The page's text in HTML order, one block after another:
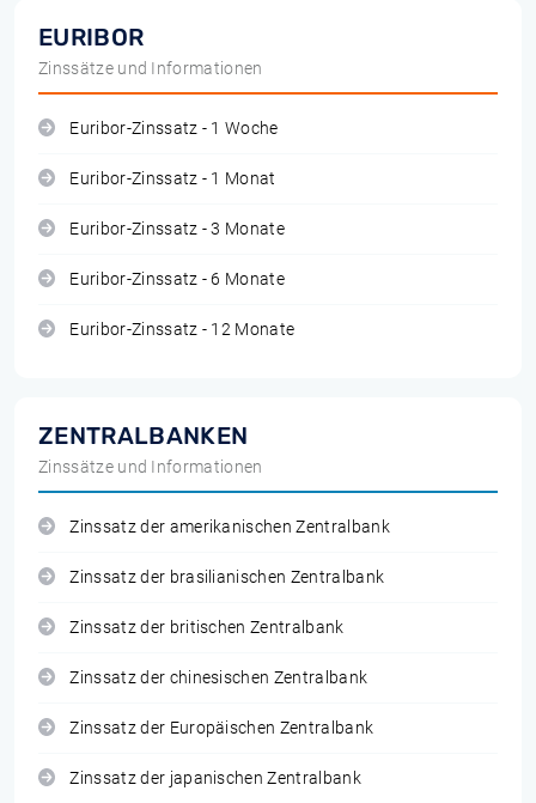
EURIBOR
Zinssätze und Informationen
Euribor-Zinssatz - 1 Woche
Euribor-Zinssatz - 1 Monat
Euribor-Zinssatz - 3 Monate
Euribor-Zinssatz - 6 Monate
Euribor-Zinssatz - 12 Monate
ZENTRALBANKEN
Zinssätze und Informationen
Zinssatz der amerikanischen Zentralbank
Zinssatz der brasilianischen Zentralbank
Zinssatz der britischen Zentralbank
Zinssatz der chinesischen Zentralbank
Zinssatz der Europäischen Zentralbank
Zinssatz der japanischen Zentralbank